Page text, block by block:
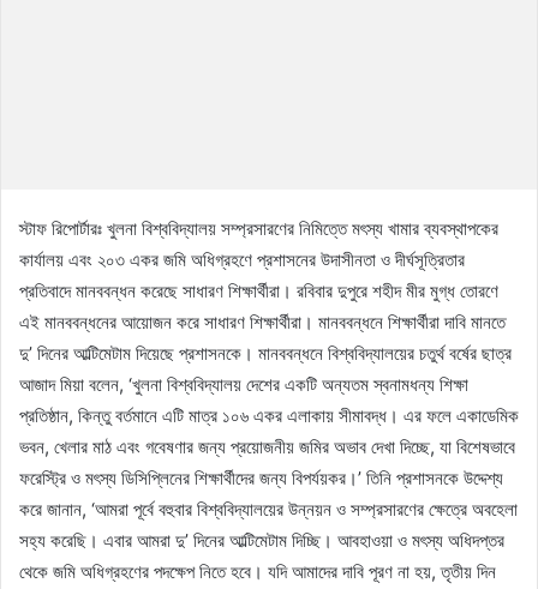
স্টাফ রিপোর্টারঃ খুলনা বিশ্ববিদ্যালয় সম্প্রসারণের নিমিত্তে মৎস্য খামার ব্যবস্থাপকের
কার্যালয় এবং ২০৩ একর জমি অধিগ্রহণে প্রশাসনের উদাসীনতা ও দীর্ঘসূত্রিতার
প্রতিবাদে মানববন্ধন করেছে সাধারণ শিক্ষার্থীরা। রবিবার দুপুরে শহীদ মীর মুগ্ধ তোরণে
এই মানববন্ধনের আয়োজন করে সাধারণ শিক্ষার্থীরা। মানববন্ধনে শিক্ষার্থীরা দাবি মানতে
দু’ দিনের আল্টিমেটাম দিয়েছে প্রশাসনকে। মানববন্ধনে বিশ্ববিদ্যালয়ের চতুর্থ বর্ষের ছাত্র
আজাদ মিয়া বলেন, ‘খুলনা বিশ্ববিদ্যালয় দেশের একটি অন্যতম স্বনামধন্য শিক্ষা
প্রতিষ্ঠান, কিন্তু বর্তমানে এটি মাত্র ১০৬ একর এলাকায় সীমাবদ্ধ। এর ফলে একাডেমিক
ভবন, খেলার মাঠ এবং গবেষণার জন্য প্রয়োজনীয় জমির অভাব দেখা দিচ্ছে, যা বিশেষভাবে
ফরেস্ট্রি ও মৎস্য ডিসিপ্লিনের শিক্ষার্থীদের জন্য বিপর্যয়কর।’ তিনি প্রশাসনকে উদ্দেশ্য
করে জানান, ‘আমরা পূর্বে বহুবার বিশ্ববিদ্যালয়ের উন্নয়ন ও সম্প্রসারণের ক্ষেত্রে অবহেলা
সহ্য করেছি। এবার আমরা দু’ দিনের আল্টিমেটাম দিচ্ছি। আবহাওয়া ও মৎস্য অধিদপ্তর
থেকে জমি অধিগ্রহণের পদক্ষেপ নিতে হবে। যদি আমাদের দাবি পূরণ না হয়, তৃতীয় দিন